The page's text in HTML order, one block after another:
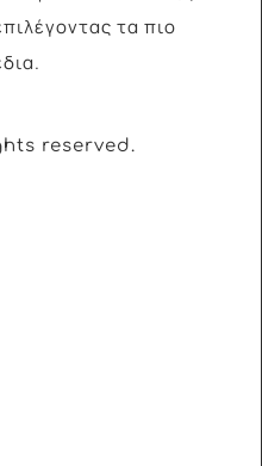
τα πιο
reserved.